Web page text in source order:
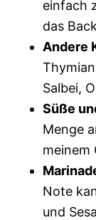
einfach
das
Andere
Salbei,
Süße
Menge
meinem
Note
und